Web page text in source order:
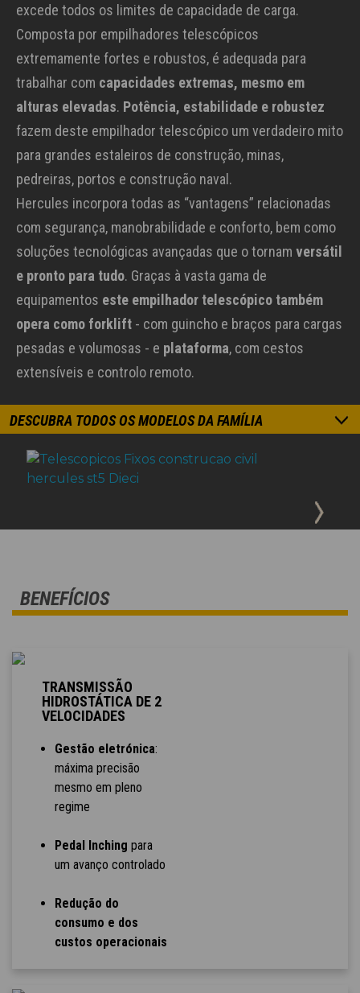
excede todos os limites de capacidade de carga.
Composta por empilhadores telescópicos
extremamente fortes e robustos, é adequada para
trabalhar com capacidades extremas, mesmo em
alturas elevadas. Potência, estabilidade e robustez
fazem deste empilhador telescópico um verdadeiro mito
para grandes estaleiros de construção, minas,
pedreiras, portos e construção naval.
Hercules incorpora todas as “vantagens” relacionadas
com segurança, manobrabilidade e conforto, bem como
soluções tecnológicas avançadas que o tornam versátil
e pronto para tudo. Graças à vasta gama de
equipamentos este empilhador telescópico também
opera como forklift - com guincho e braços para cargas
pesadas e volumosas - e plataforma, com cestos
extensíveis e controlo remoto.
DESCUBRA TODOS OS MODELOS DA FAMÍLIA
BENEFÍCIOS
TRANSMISSÃO
HIDROSTÁTICA DE 2
VELOCIDADES
Gestão eletrónica:
máxima precisão
mesmo em pleno
regime
Pedal Inching para
um avanço controlado
Redução do
consumo e dos
custos operacionais